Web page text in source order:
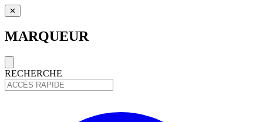
✕
MARQUEUR
RECHERCHE